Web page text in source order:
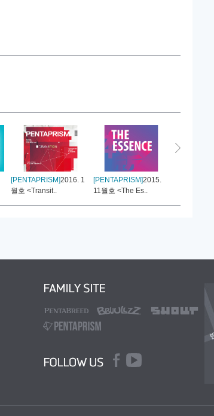
[PENTAPRISM]2016. 1
월호 <Transit..
[PENTAPRISM]2015.
11월호 <The Es..